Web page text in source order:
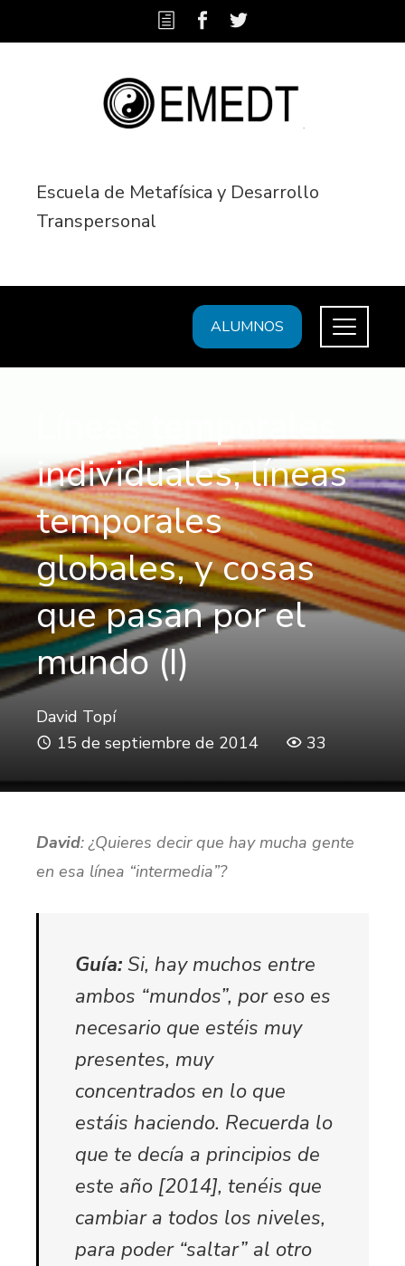
Escuela de Metafísica y Desarrollo
Transpersonal
ALUMNOS
Líneas temporales
individuales, líneas
temporales
globales, y cosas
que pasan por el
mundo (I)
David Topí
15 de septiembre de 2014
33
David: ¿Quieres decir que hay mucha gente
en esa línea “intermedia”?
Guía: Si, hay muchos entre
ambos “mundos”, por eso es
necesario que estéis muy
presentes, muy
concentrados en lo que
estáis haciendo. Recuerda lo
que te decía a principios de
este año [2014], tenéis que
cambiar a todos los niveles,
para poder “saltar” al otro